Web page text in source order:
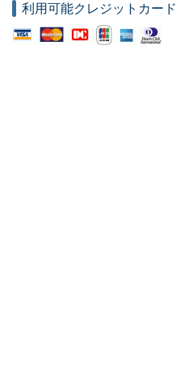
利用可能クレジットカード